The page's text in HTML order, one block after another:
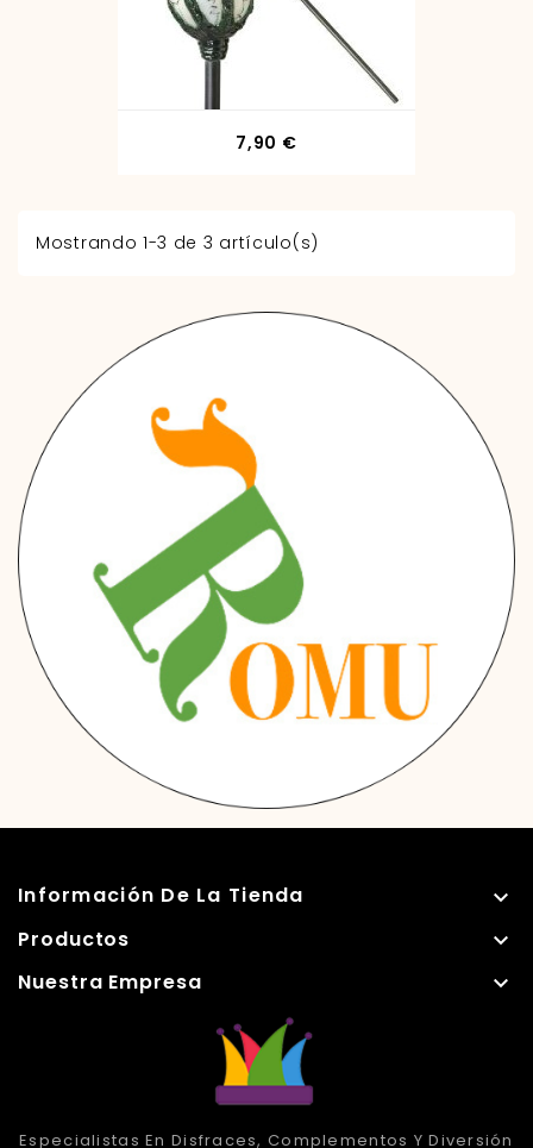
7,90 €
Mostrando 1-3 de 3 artículo(s)
Información De La Tienda 
Productos 
Nuestra Empresa 
Especialistas En Disfraces, Complementos Y Diversión